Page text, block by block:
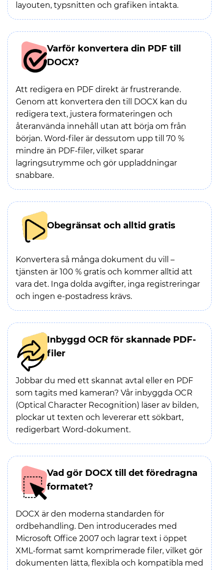
layouten, typsnitten och grafiken intakta.
Varför konvertera din PDF till
DOCX?
Att redigera en PDF direkt är frustrerande.
Genom att konvertera den till DOCX kan du
redigera text, justera formateringen och
återanvända innehåll utan att börja om från
början. Word-filer är dessutom upp till 70 %
mindre än PDF-filer, vilket sparar
lagringsutrymme och gör uppladdningar
snabbare.
Obegränsat och alltid gratis
Konvertera så många dokument du vill –
tjänsten är 100 % gratis och kommer alltid att
vara det. Inga dolda avgifter, inga registreringar
och ingen e-postadress krävs.
Inbyggd OCR för skannade PDF-
filer
Jobbar du med ett skannat avtal eller en PDF
som tagits med kameran? Vår inbyggda OCR
(Optical Character Recognition) läser av bilden,
plockar ut texten och levererar ett sökbart,
redigerbart Word-dokument.
Vad gör DOCX till det föredragna
formatet?
DOCX är den moderna standarden för
ordbehandling. Den introducerades med
Microsoft Office 2007 och lagrar text i öppet
XML-format samt komprimerade filer, vilket gör
dokumenten lätta, flexibla och kompatibla med